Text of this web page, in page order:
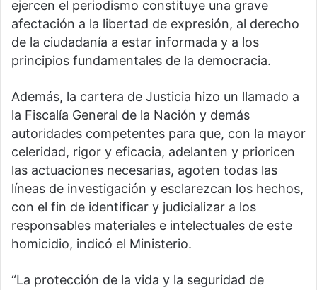
ejercen el periodismo constituye una grave
afectación a la libertad de expresión, al derecho
de la ciudadanía a estar informada y a los
principios fundamentales de la democracia.
Además, la cartera de Justicia hizo un llamado a
la Fiscalía General de la Nación y demás
autoridades competentes para que, con la mayor
celeridad, rigor y eficacia, adelanten y prioricen
las actuaciones necesarias, agoten todas las
líneas de investigación y esclarezcan los hechos,
con el fin de identificar y judicializar a los
responsables materiales e intelectuales de este
homicidio, indicó el Ministerio.
“La protección de la vida y la seguridad de